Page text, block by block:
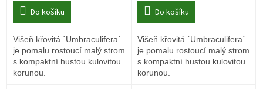
Do košíku
Višeň křovitá ´Umbraculifera´
je pomalu rostoucí malý strom
s kompaktní hustou kulovitou
korunou.
Do košíku
Višeň křovitá ´Umbraculifera´
je pomalu rostoucí malý strom
s kompaktní hustou kulovitou
korunou.